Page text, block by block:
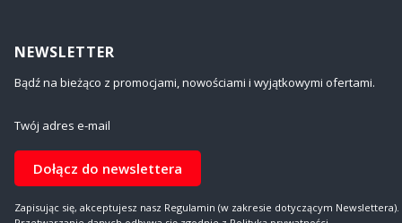
NEWSLETTER
Bądź na bieżąco z promocjami, nowościami i wyjątkowymi ofertami.
Twój adres e-mail
Dołącz do newslettera
Zapisując się, akceptujesz nasz Regulamin (w zakresie dotyczącym Newslettera).